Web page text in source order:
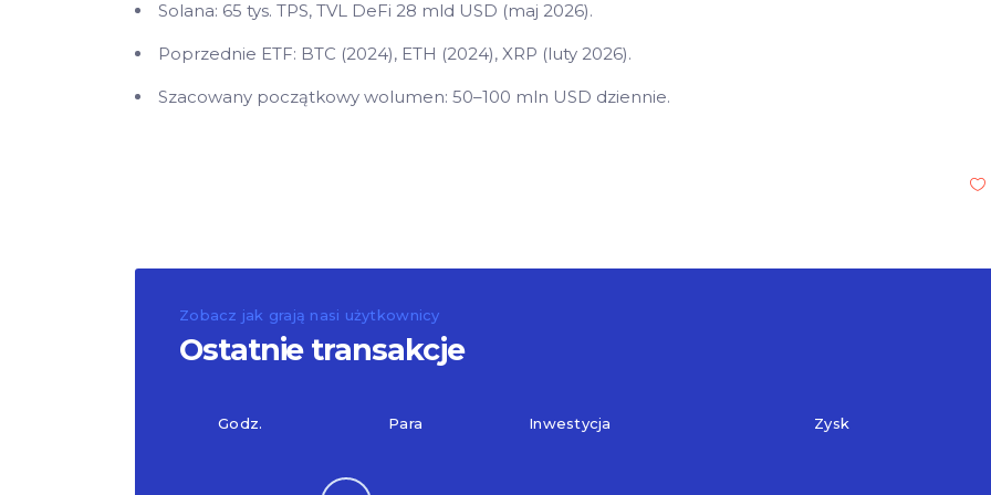
Solana: 65 tys. TPS, TVL DeFi 28 mld USD (maj 2026).
Poprzednie ETF: BTC (2024), ETH (2024), XRP (luty 2026).
Szacowany początkowy wolumen: 50–100 mln USD dziennie.
Zobacz jak grają nasi użytkownicy
Ostatnie transakcje
Godz. Para Inwestycja Zysk